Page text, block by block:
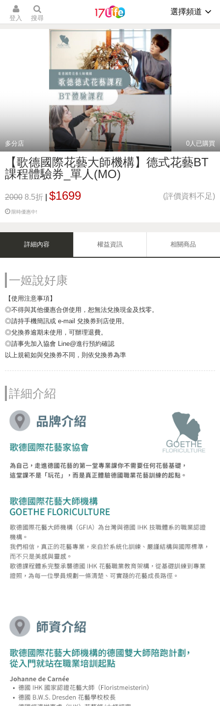
登入 搜尋
選擇頻道
多分店 0人已購買
【歌德國際花藝大師機構】德式花藝BT
課程體驗券_單人(MO)
2000 8.5折 $1699 (評價資料不足)
限時優惠中!
詳細內容 權益資訊 相關商品
一姬說好康
【使用注意事項】
◎不得與其他優惠合併使用，恕無法兌換現金及找零。
◎請持手機簡訊或 e-mail 兌換券到店使用。
◎兌換券逾期未使用，可辦理退費。
◎請事先加入協會 Line@進行預約確認
以上規範如與兌換券不同，則依兌換券為準
詳細介紹